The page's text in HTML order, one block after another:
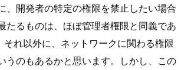
、開発者の特定の権限を禁止したい場合
たるものは、ほぼ管理者権限と同義であ
それ以外に、ネットワークに関わる権限
うのもあるかと思います。しかし、この